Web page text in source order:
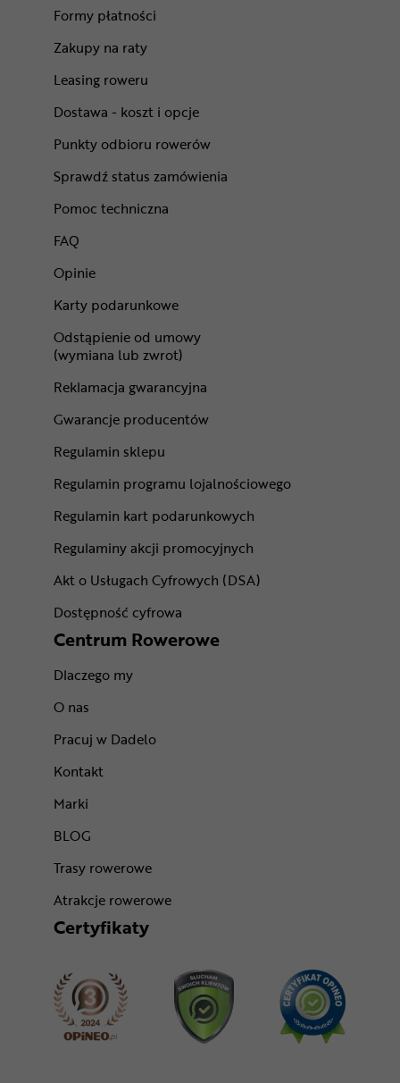
Formy płatności
Zakupy na raty
Leasing roweru
Dostawa - koszt i opcje
Punkty odbioru rowerów
Sprawdź status zamówienia
Pomoc techniczna
FAQ
Opinie
Karty podarunkowe
Odstąpienie od umowy
(wymiana lub zwrot)
Reklamacja gwarancyjna
Gwarancje producentów
Regulamin sklepu
Regulamin programu lojalnościowego
Regulamin kart podarunkowych
Regulaminy akcji promocyjnych
Akt o Usługach Cyfrowych (DSA)
Dostępność cyfrowa
Centrum Rowerowe
Dlaczego my
O nas
Pracuj w Dadelo
Kontakt
Marki
BLOG
Trasy rowerowe
Atrakcje rowerowe
Certyfikaty